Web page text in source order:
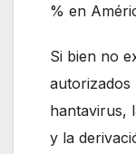
% en
Si bien no
hantavirus,
y la